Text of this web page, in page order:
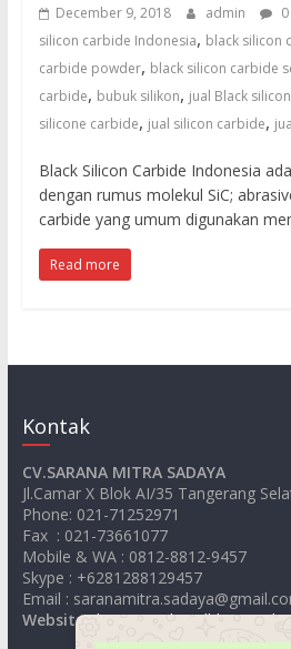
untuk
sandblasting
dan
waterjet
cut
December 9, 2018 admin
silicon carbide Indonesia, black silicon
carbide powder, black silicon carbide
carbide, bubuk silikon, jual Black
silicone carbide, jual silicon carbide,
Black Silicon Carbide Indonesia
dengan rumus molekul SiC;
carbide yang umum digunakan
Read more
Kontak
CV.SARANA MITRA SADAYA
Jl.Camar X Blok AI/35 Tangerang
Phone: 021-71252971
Fax : 021-73661077
Mobile & WA : 0812-8812-9457
Skype : +6281288129457
Email :
Website:https://